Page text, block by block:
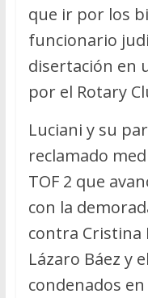
que ir por los
funcionario
disertación en
por el Rotary
Luciani y su
reclamado
TOF 2 que
con la
contra Cristina
Lázaro Báez y
condenados